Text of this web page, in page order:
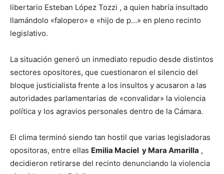
libertario Esteban López Tozzi , a quien habría insultado
llamándolo «falopero» e «hijo de p…» en pleno recinto
legislativo.
La situación generó un inmediato repudio desde distintos
sectores opositores, que cuestionaron el silencio del
bloque justicialista frente a los insultos y acusaron a las
autoridades parlamentarias de «convalidar» la violencia
política y los agravios personales dentro de la Cámara.
El clima terminó siendo tan hostil que varias legisladoras
opositoras, entre ellas Emilia Maciel y Mara Amarilla ,
decidieron retirarse del recinto denunciando la violencia